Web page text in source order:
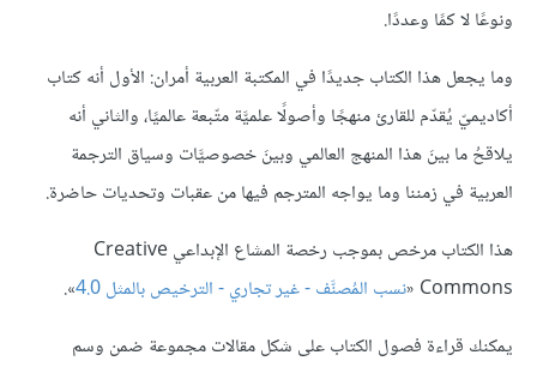
ونوعًا لا كمًا وعددًا.
وما يجعل هذا الكتاب جديدًا في المكتبة العربية أمران: الأول أنه كتاب
أكاديميّ يُقدّم للقارئ منهجًا وأصولًا علميَّة متّبعة عالميًا، والثاني أنه
يلاقحُ ما بينَ هذا المنهج العالمي وبينَ خصوصيَّات وسياق الترجمة
العربية في زمننا وما يواجه المترجم فيها من عقبات وتحديات حاضرة.
هذا الكتاب مرخص بموجب رخصة المشاع الإبداعي Creative
Commons « نسب المُصنَّف - غير تجاري - الترخيص بالمثل 4.0
».
يمكنك قراءة فصول الكتاب على شكل مقالات مجموعة ضمن وسم